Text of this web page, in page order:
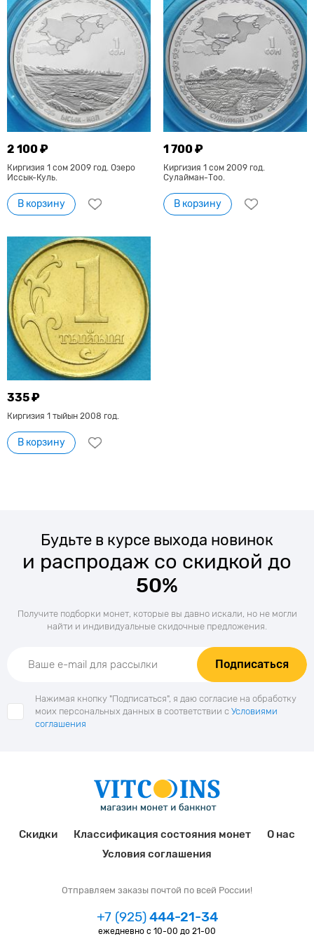
2 100 ₽
Киргизия 1 сом 2009 год. Озеро
Иссык-Куль.
В корзину
1 700 ₽
Киргизия 1 сом 2009 год.
Сулайман-Тоо.
В корзину
335 ₽
Киргизия 1 тыйын 2008 год.
В корзину
Будьте в курсе выхода новинок
и распродаж со скидкой до
50%
Получите подборки монет, которые вы давно искали, но не могли
найти и индивидуальные скидочные предложения.
Подписаться
Нажимая кнопку "Подписаться", я даю согласие на обработку
моих персональных данных в соответствии с Условиями
соглашения
Скидки Классификация состояния монет
О нас
Условия соглашения
Отправляем заказы почтой по всей России!
+7 (925)444-21-34
ежедневно с 10-00 до 21-00